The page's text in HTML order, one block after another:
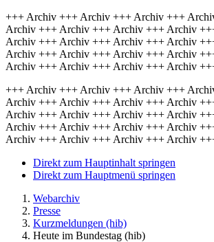
+++ Archiv +++ Archiv +++ Archiv +++
Archiv +++ Archiv +++ Archiv +++ Archiv
Archiv +++ Archiv +++ Archiv +++ Archiv
Archiv +++ Archiv +++ Archiv +++ Archiv
Archiv +++ Archiv +++ Archiv +++ Archiv
+++ Archiv +++ Archiv +++ Archiv +++
Archiv +++ Archiv +++ Archiv +++ Archiv
Archiv +++ Archiv +++ Archiv +++ Archiv
Archiv +++ Archiv +++ Archiv +++ Archiv
Archiv +++ Archiv +++ Archiv +++ Archiv
Direkt zum Hauptinhalt springen
Direkt zum Hauptmenü springen
Webarchiv
Presse
Kurzmeldungen (hib)
Heute im Bundestag (hib)